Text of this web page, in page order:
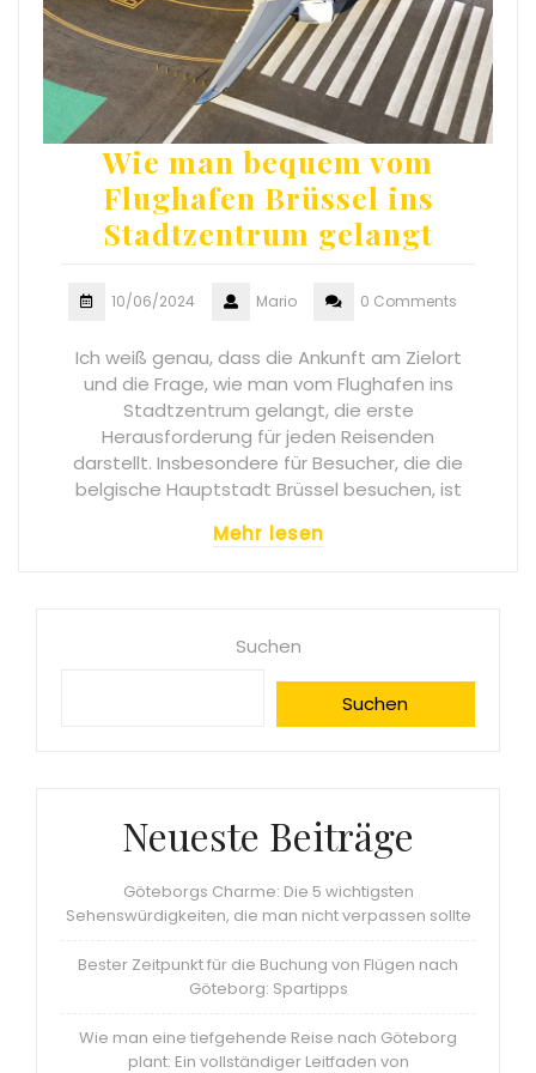
Wie man bequem vom
Flughafen Brüssel ins
Stadtzentrum gelangt
10/06/2024 Mario 0 Comments
Ich weiß genau, dass die Ankunft am Zielort
und die Frage, wie man vom Flughafen ins
Stadtzentrum gelangt, die erste
Herausforderung für jeden Reisenden
darstellt. Insbesondere für Besucher, die die
belgische Hauptstadt Brüssel besuchen, ist
Mehr lesen
Suchen
Suchen
Neueste Beiträge
Göteborgs Charme: Die 5 wichtigsten
Sehenswürdigkeiten, die man nicht verpassen sollte
Bester Zeitpunkt für die Buchung von Flügen nach
Göteborg: Spartipps
Wie man eine tiefgehende Reise nach Göteborg
plant: Ein vollständiger Leitfaden von